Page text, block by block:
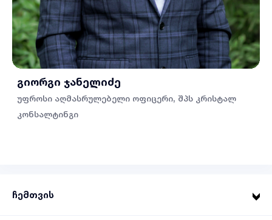
გიორგი ჯანელიძე
უფროსი აღმასრულებელი ოფიცერი, შპს კრისტალ
კონსალტინგი
ჩემთვის